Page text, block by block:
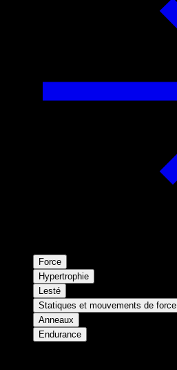
Force
Hypertrophie
Lesté
Statiques et mouvements de force
Anneaux
Endurance